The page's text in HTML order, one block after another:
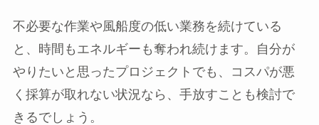
不必要な作業や風船度の低い業務を続けている
と、時間もエネルギーも奪われ続けます。自分が
やりたいと思ったプロジェクトでも、コスパが悪
く採算が取れない状況なら、手放すことも検討で
きるでしょう。